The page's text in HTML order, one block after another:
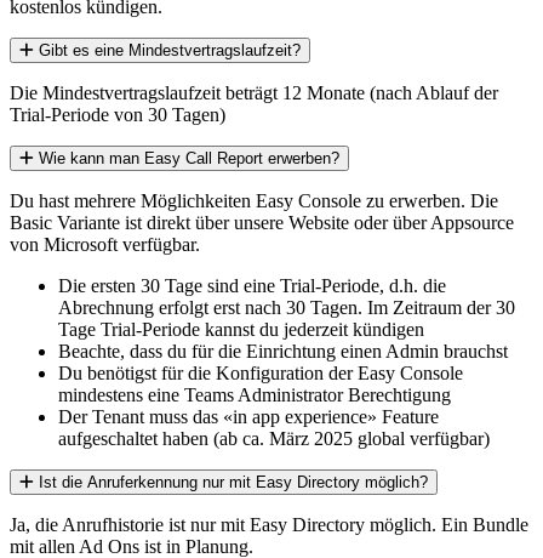
kostenlos kündigen.
Gibt es eine Mindestvertragslaufzeit?
Die Mindestvertragslaufzeit beträgt 12 Monate (nach Ablauf der
Trial-Periode von 30 Tagen)
Wie kann man Easy Call Report erwerben?
Du hast mehrere Möglichkeiten Easy Console zu erwerben. Die
Basic Variante ist direkt über unsere Website oder über Appsource
von Microsoft verfügbar.
Die ersten 30 Tage sind eine Trial-Periode, d.h. die
Abrechnung erfolgt erst nach 30 Tagen. Im Zeitraum der 30
Tage Trial-Periode kannst du jederzeit kündigen
Beachte, dass du für die Einrichtung einen Admin brauchst
Du benötigst für die Konfiguration der Easy Console
mindestens eine Teams Administrator Berechtigung
Der Tenant muss das «in app experience» Feature
aufgeschaltet haben (ab ca. März 2025 global verfügbar)
Ist die Anruferkennung nur mit Easy Directory möglich?
Ja, die Anrufhistorie ist nur mit Easy Directory möglich. Ein Bundle
mit allen Ad Ons ist in Planung.